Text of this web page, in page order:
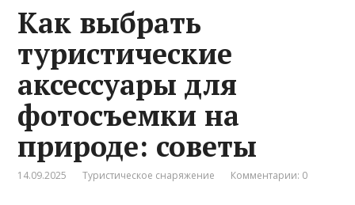
Как выбрать
туристические
аксессуары для
фотосъемки на
природе: советы
14.09.2025 Туристическое снаряжение Комментарии: 0